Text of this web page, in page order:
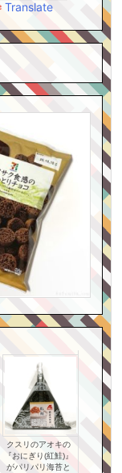
Translate
クスリのアオキの
『おにぎり(紅鮭)』
がパリパリ海苔と